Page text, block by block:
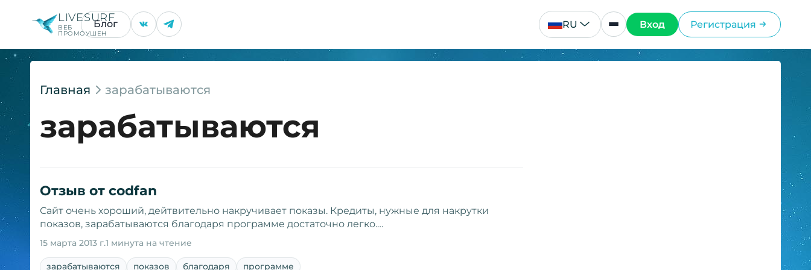
LIVESURF
ВЕБ
ПРОМОУШЕН
Блог RU Вход Регистрация
Главная зарабатываются
зарабатываются
Отзыв от codfan
Сайт очень хороший, дейтвительно накручивает показы. Кредиты, нужные для накрутки
показов, зарабатываются благодаря программе достаточно легко.…
15 марта 2013 г.1 минута на чтение
зарабатываются показов благодаря программе